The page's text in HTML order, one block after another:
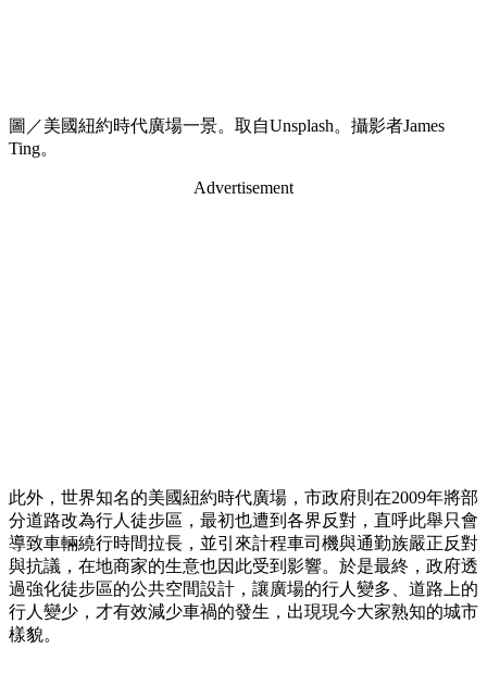
圖／美國紐約時代廣場一景。取自Unsplash。攝影者James
Ting。
Advertisement
此外，世界知名的美國紐約時代廣場，市政府則在2009年將部
分道路改為行人徒步區，最初也遭到各界反對，直呼此舉只會
導致車輛繞行時間拉長，並引來計程車司機與通勤族嚴正反對
與抗議，在地商家的生意也因此受到影響。於是最終，政府透
過強化徒步區的公共空間設計，讓廣場的行人變多、道路上的
行人變少，才有效減少車禍的發生，出現現今大家熟知的城市
樣貌。